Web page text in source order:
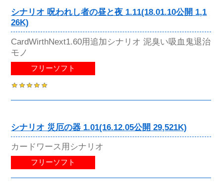
シナリオ 呪われし者の昼と夜 1.11(18.01.10公開 1,1
26K)
CardWirthNext1.60用追加シナリオ 泥臭い吸血鬼退治
モノ
フリーソフト
シナリオ 災厄の器 1.01(16.12.05公開 29,521K)
カードワース用シナリオ
フリーソフト